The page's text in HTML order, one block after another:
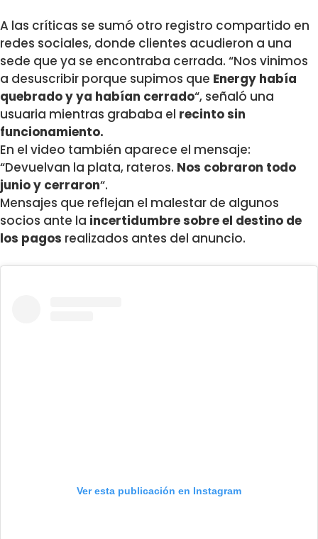
A las críticas se sumó otro registro compartido en
redes sociales, donde clientes acudieron a una
sede que ya se encontraba cerrada. “Nos vinimos
a desuscribir porque supimos que Energy había
quebrado y ya habían cerrado“, señaló una
usuaria mientras grababa el recinto sin
funcionamiento.
En el video también aparece el mensaje:
“Devuelvan la plata, rateros. Nos cobraron todo
junio y cerraron“.
Mensajes que reflejan el malestar de algunos
socios ante la incertidumbre sobre el destino de
los pagos realizados antes del anuncio.
Ver esta publicación en Instagram